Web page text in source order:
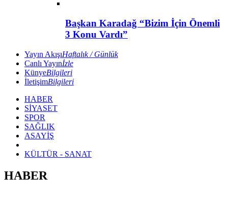
Başkan Karadağ “Bizim İçin Önemli
3 Konu Vardı”
Yayın AkışıHaftalık / Günlük
Canlı Yayınİzle
KünyeBilgileri
İletişimBilgileri
HABER
SİYASET
SPOR
SAĞLIK
ASAYİŞ
KÜLTÜR - SANAT
HABER